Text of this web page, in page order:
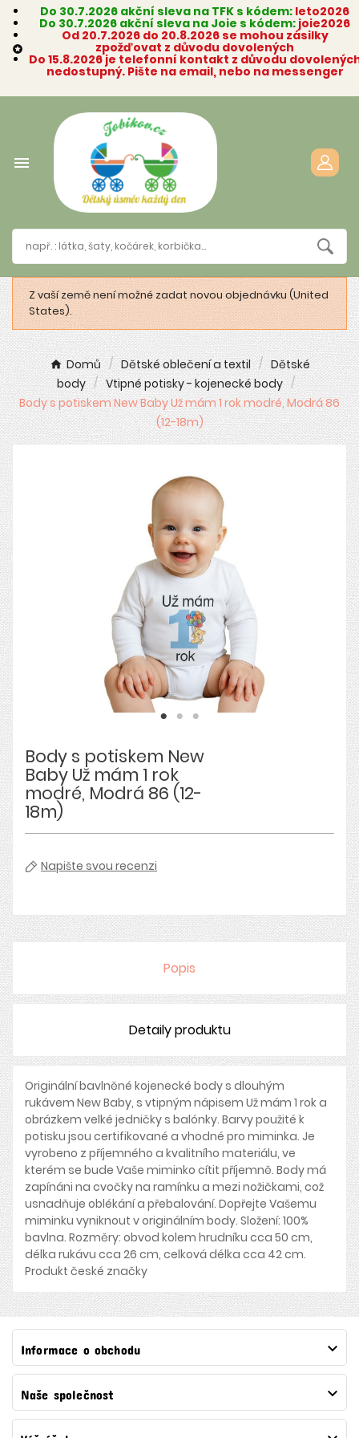

Do 30.7.2026 akční sleva na TFK s kódem: leto2026
Do 30.7.2026 akční sleva na Joie s kódem: joie2026
Od 20.7.2026 do 20.8.2026 se mohou zásilky
zpožďovat z důvodu dovolených
Do 15.8.2026 je telefonní kontakt z důvodu
nedostupný. Pište na email, nebo na messenger

Z vaší země není možné zadat novou objednávku (United
States).
Domů Dětské oblečení a textil
Dětské
body
Vtipné potisky - kojenecké body
Body s potiskem New Baby Už mám 1 rok modré, Modrá 86
(12-18m)
Body s potiskem New
Baby Už mám 1 rok
modré, Modrá 86 (12-
18m)
Napište svou recenzi
Popis
Detaily produktu
Originální bavlněné kojenecké body s dlouhým
rukávem New Baby, s vtipným nápisem Už mám 1 rok a
obrázkem velké jedničky s balónky. Barvy použité k
potisku jsou certifikované a vhodné pro miminka. Je
vyrobeno z příjemného a kvalitního materiálu, ve
kterém se bude Vaše miminko cítit příjemně. Body má
zapínáni na cvočky na ramínku a mezi nožičkami, což
usnadňuje oblékání a přebalování. Dopřejte Vašemu
miminku vyniknout v originálním body. Složení: 100%
bavlna. Rozměry: obvod kolem hrudníku cca 50 cm,
délka rukávu cca 26 cm, celková délka cca 42 cm.
Produkt české značky
Informace o obchodu 
Naše společnost 